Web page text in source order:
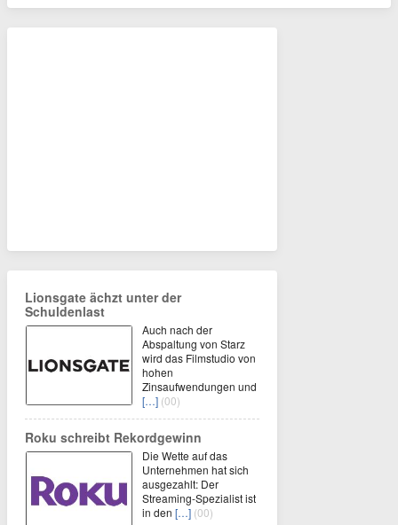
Lionsgate ächzt unter der
Schuldenlast
Auch nach der
Abspaltung von Starz
wird das Filmstudio von
hohen
Zinsaufwendungen und
[…] (00)
Roku schreibt Rekordgewinn
Die Wette auf das
Unternehmen hat sich
ausgezahlt: Der
Streaming-Spezialist ist
in den […] (00)